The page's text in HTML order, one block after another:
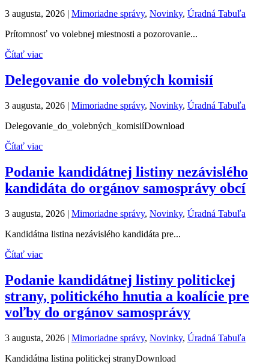
3 augusta, 2026 | Mimoriadne správy, Novinky, Úradná Tabuľa
Prítomnosť vo volebnej miestnosti a pozorovanie...
Čítať viac
Delegovanie do volebných komisií
3 augusta, 2026 | Mimoriadne správy, Novinky, Úradná Tabuľa
Delegovanie_do_volebných_komisiíDownload
Čítať viac
Podanie kandidátnej listiny nezávislého
kandidáta do orgánov samosprávy obcí
3 augusta, 2026 | Mimoriadne správy, Novinky, Úradná Tabuľa
Kandidátna listina nezávislého kandidáta pre...
Čítať viac
Podanie kandidátnej listiny politickej
strany, politického hnutia a koalície pre
voľby do orgánov samosprávy
3 augusta, 2026 | Mimoriadne správy, Novinky, Úradná Tabuľa
Kandidátna listina politickej stranyDownload